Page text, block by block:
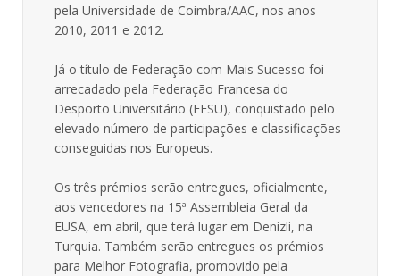
pela Universidade de Coimbra/AAC, nos anos
2010, 2011 e 2012.
Já o título de Federação com Mais Sucesso foi
arrecadado pela Federação Francesa do
Desporto Universitário (FFSU), conquistado pelo
elevado número de participações e classificações
conseguidas nos Europeus.
Os três prémios serão entregues, oficialmente,
aos vencedores na 15ª Assembleia Geral da
EUSA, em abril, que terá lugar em Denizli, na
Turquia. Também serão entregues os prémios
para Melhor Fotografia, promovido pela